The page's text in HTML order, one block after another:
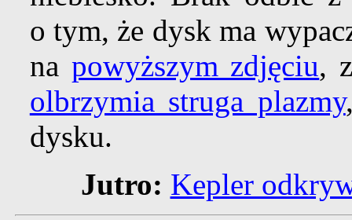
o tym, że dysk ma
na powyższym zdjęciu,
olbrzymia struga plazmy
dysku.
Jutro: Kepler